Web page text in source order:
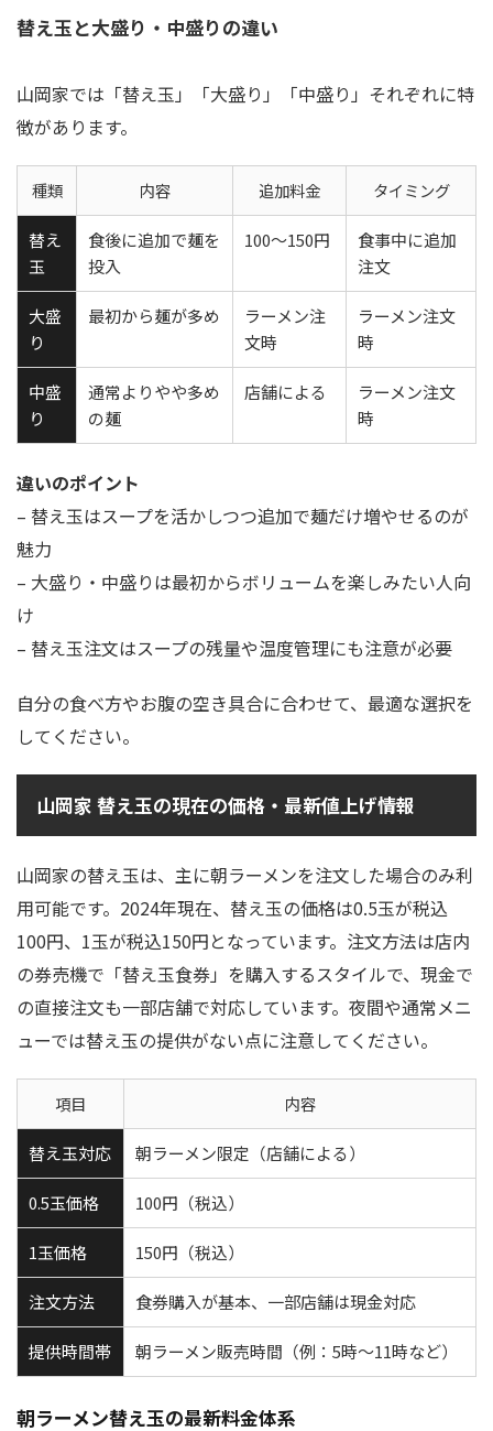
替え玉と大盛り・中盛りの違い
山岡家では「替え玉」「大盛り」「中盛り」それぞれに特
徴があります。
種類 内容 追加料金 タイミング
替え
玉
食後に追加で麺を
投入
100～150円
食事中に追加
注文
大盛
り
最初から麺が多め
ラーメン注
文時
ラーメン注文
時
中盛
り
通常よりやや多め
の麺
店舗による
ラーメン注文
時
違いのポイント
– 替え玉はスープを活かしつつ追加で麺だけ増やせるのが
魅力
– 大盛り・中盛りは最初からボリュームを楽しみたい人向
け
– 替え玉注文はスープの残量や温度管理にも注意が必要
自分の食べ方やお腹の空き具合に合わせて、最適な選択を
してください。
山岡家 替え玉の現在の価格・最新値上げ情報
山岡家の替え玉は、主に朝ラーメンを注文した場合のみ利
用可能です。2024年現在、替え玉の価格は0.5玉が税込
100円、1玉が税込150円となっています。注文方法は店内
の券売機で「替え玉食券」を購入するスタイルで、現金で
の直接注文も一部店舗で対応しています。夜間や通常メニ
ューでは替え玉の提供がない点に注意してください。
項目 内容
替え玉対応 朝ラーメン限定（店舗による）
0.5玉価格 100円（税込）
1玉価格 150円（税込）
注文方法 食券購入が基本、一部店舗は現金対応
提供時間帯 朝ラーメン販売時間（例：5時～11時など）
朝ラーメン替え玉の最新料金体系